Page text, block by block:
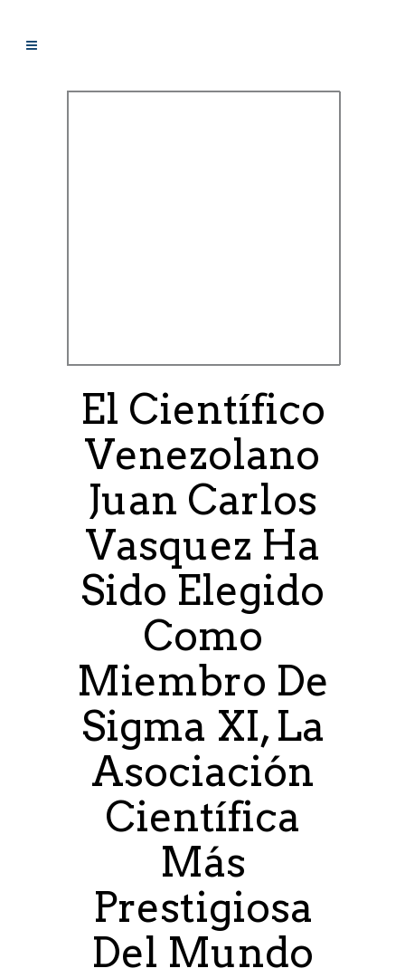
El Científico
Venezolano
Juan Carlos
Vasquez Ha
Sido Elegido
Como
Miembro De
Sigma XI, La
Asociación
Científica
Más
Prestigiosa
Del Mundo